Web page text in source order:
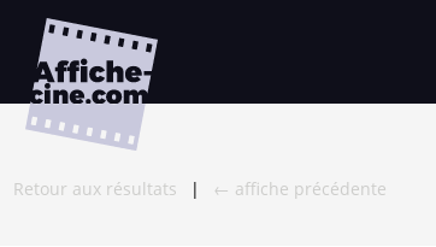
Retour aux résultats | ← affiche précédente